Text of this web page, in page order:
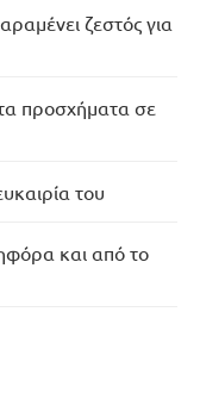
ζεστός για
προσχήματα σε
του
και από το